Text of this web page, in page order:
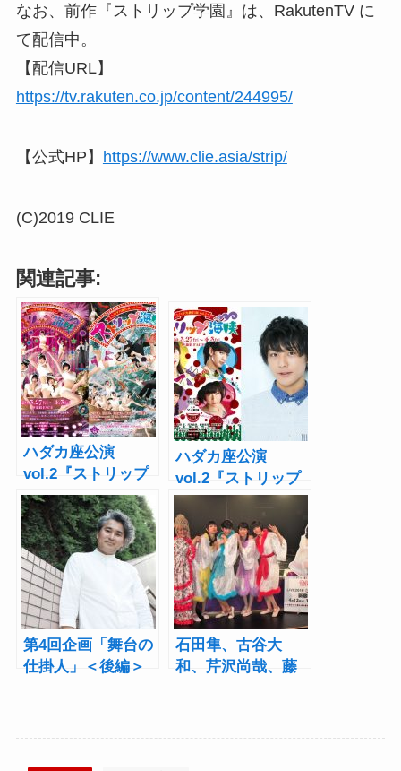
なお、前作『ストリップ学園』は、RakutenTV に
て配信中。
【配信URL】
https://tv.rakuten.co.jp/content/244995/
【公式HP】 https://www.clie.asia/strip/
(C)2019 CLIE
関連記事:
ハダカ座公演
vol.2『ストリップ
海峡』2種類のビジ
ュアル公開
ハダカ座公演
vol.2『ストリップ
海峡』齋藤健心が
追加キャストに
第4回企画「舞台の
仕掛人」＜後編＞
石田隼、古谷大
和、芹沢尚哉、藤